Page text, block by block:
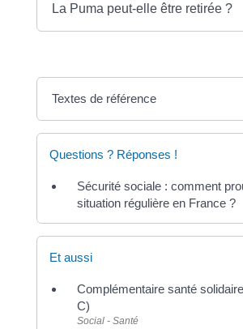
La Puma peut-elle être retirée ?
Textes de référence
Questions ? Réponses !
Sécurité sociale : comment
situation régulière en France ?
Et aussi
Complémentaire santé
C)
Social - Santé